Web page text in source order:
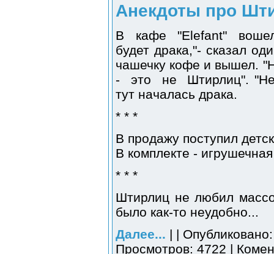
Анекдоты про
В кафе "Elefant" вошел
будет драка,"- сказал
чашечку кофе и вышел.
- это не Штирлиц".
тут началась драка.
* * *
В продажу поступил
В комплекте -
* * *
Штирлиц не любил
было как-то неудобно...
Далее... | |
Просмотров: 4722 |